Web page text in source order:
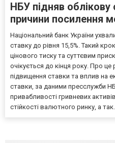
НБУ підняв облікову
причини посилення
Національний банк України
ставку до рівня 15,5%. Такий
цінового тиску та суттєвим
очікується до кінця року. Про
підвищення ставки та вплив на
ставки, за даними пресслужби
привабливості гривневих
стійкості валютного ринку, а